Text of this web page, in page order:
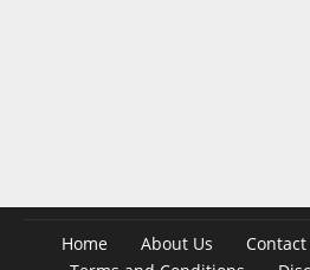
Home About Us Contact